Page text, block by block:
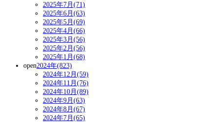
2025年7月(71)
2025年6月(63)
2025年5月(69)
2025年4月(66)
2025年3月(56)
2025年2月(56)
2025年1月(68)
open2024年(823)
2024年12月(59)
2024年11月(76)
2024年10月(89)
2024年9月(63)
2024年8月(67)
2024年7月(65)